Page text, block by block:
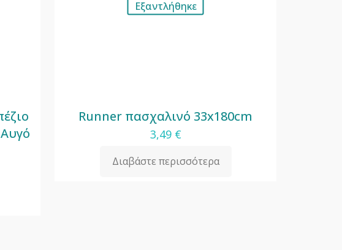
Εξαντλήθηκε
Runner πασχαλινό 33x180cm
3,49 €
Διαβάστε περισσότερα